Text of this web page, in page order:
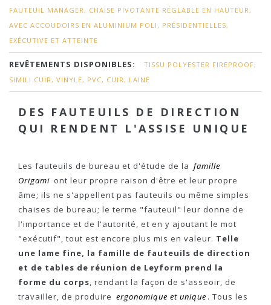
FAUTEUIL MANAGER, CHAISE PIVOTANTE RÉGLABLE EN HAUTEUR,
AVEC ACCOUDOIRS EN ALUMINIUM POLI, PRÉSIDENTIELLES,
EXÉCUTIVE ET ATTEINTE
REVÊTEMENTS DISPONIBLES:
TISSU POLYESTER FIREPROOF,
SIMILI CUIR, VINYLE, PVC, CUIR, LAINE
DES FAUTEUILS DE DIRECTION
QUI RENDENT L'ASSISE UNIQUE
Les fauteuils de bureau et d'étude de la famille
Origami ont leur propre raison d'être et leur propre
âme; ils ne s'appellent pas fauteuils ou même simples
chaises de bureau; le terme "fauteuil" leur donne de
l'importance et de l'autorité, et en y ajoutant le mot
"exécutif", tout est encore plus mis en valeur. Telle
une lame fine, la famille de fauteuils de direction
et de tables de réunion de Leyform prend la
forme du corps, rendant la façon de s'asseoir, de
travailler, de produire ergonomique et unique . Tous les